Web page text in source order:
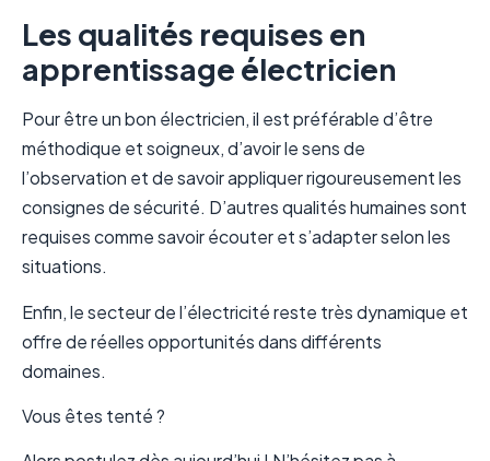
Les qualités requises en
apprentissage électricien
Pour être un bon électricien, il est préférable d’être
méthodique et soigneux, d’avoir le sens de
l’observation et de savoir appliquer rigoureusement les
consignes de sécurité. D’autres qualités humaines sont
requises comme savoir écouter et s’adapter selon les
situations.
Enfin, le secteur de l’électricité reste très dynamique et
offre de réelles opportunités dans différents
domaines.
Vous êtes tenté ?